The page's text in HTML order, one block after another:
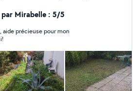
Mirabelle : 5/5
aide précieuse pour mon